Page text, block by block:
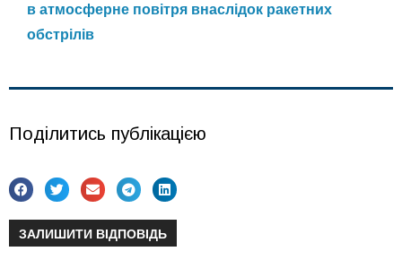
в атмосферне повітря внаслідок ракетних
обстрілів
Поділитись публікацією
ЗАЛИШИТИ ВІДПОВІДЬ